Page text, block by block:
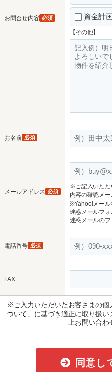
お問合せ内容 必須 資金計
【その他】
お名前 必須
メールアドレス 必須
※ご記入いただ
内容の確認メー
※Yahoo!メール
迷惑メールフォ
迷惑メールのフ
電話番号 必須
FAX
※ご入力いただいたお客さまの個
ついて」 に基づき適正に取り扱
上お問い合わ
同意し